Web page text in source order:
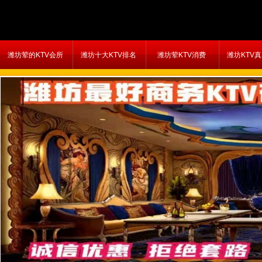
潍坊荤的KTV会所 潍坊十大KTV排名 潍坊荤KTV消费 潍坊KTV